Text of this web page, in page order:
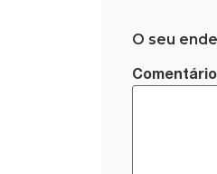
O seu
Comentário